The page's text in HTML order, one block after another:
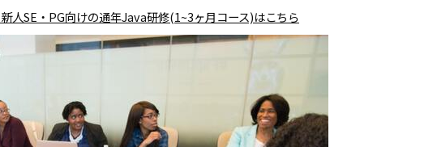
人SE・PG向けの通年Java研修(1~3ヶ月コース)はこちら